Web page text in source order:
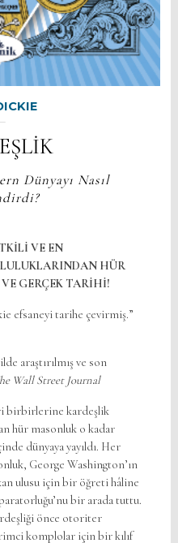
Dünyayı Nasıl
VE EN
HÜR
GERÇEK TARİHİ!
efsaneyi tarihe çevirmiş.”
araştırılmış ve son
Wall Street Journal
birbirlerine kardeşlik
hür masonluk o kadar
dünyaya yayıldı. Her
George Washington’ın
ulusu için bir öğreti hâline
bir arada tuttu.
önce otoriter
komplolar için bir kılıf